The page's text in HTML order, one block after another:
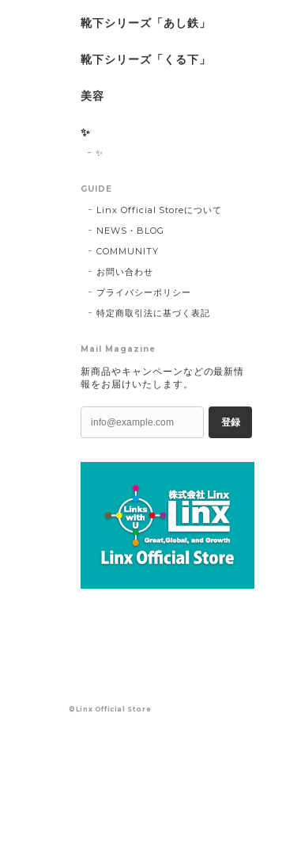
靴下シリーズ「あし鉄」
靴下シリーズ「くる下」
美容
✨
✨
GUIDE
Linx Official Storeについて
NEWS・BLOG
COMMUNITY
お問い合わせ
プライバシーポリシー
特定商取引法に基づく表記
Mail Magazine
新商品やキャンペーンなどの最新情
報をお届けいたします。
登録
©Linx Official Store